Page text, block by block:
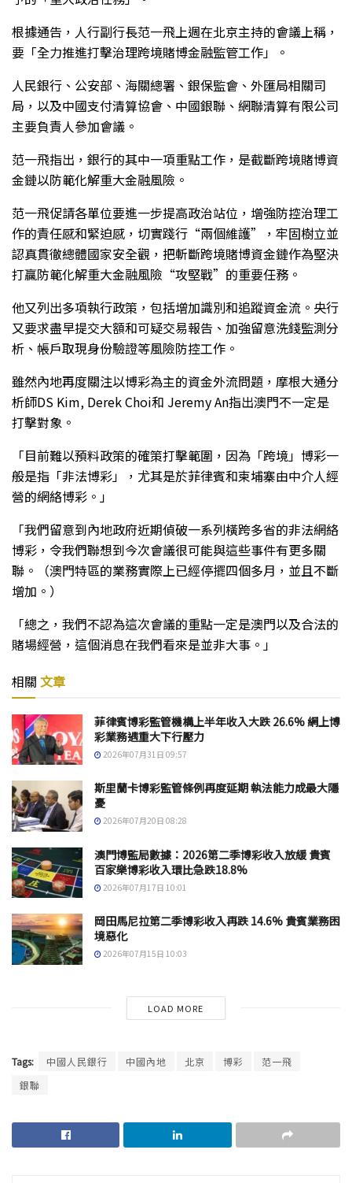
根據通告，人行副行長范一飛上週在北京主持的會議上稱，
要「全力推進打擊治理跨境賭博金融監管工作」。
人民銀行、公安部、海關總署、銀保監會、外匯局相關司
局，以及中國支付清算協會、中國銀聯、網聯清算有限公司
主要負責人參加會議。
范一飛指出，銀行的其中一項重點工作，是截斷跨境賭博資
金鏈以防範化解重大金融風險。
范一飛促請各單位要進一步提高政治站位，增強防控治理工
作的責任感和緊迫感，切實踐行“兩個維護”，牢固樹立並
認真貫徹總體國家安全觀，把斬斷跨境賭博資金鏈作為堅決
打贏防範化解重大金融風險“攻堅戰”的重要任務。
他又列出多項執行政策，包括增加識別和追蹤資金流。央行
又要求盡早提交大額和可疑交易報告、加強留意洗錢監測分
析、帳戶取現身份驗證等風險防控工作。
雖然內地再度關注以博彩為主的資金外流問題，摩根大通分
析師DS Kim, Derek Choi和 Jeremy An指出澳門不一定是
打擊對象。
「目前難以預料政策的確策打擊範圍，因為「跨境」博彩一
般是指「非法博彩」，尤其是於菲律賓和柬埔寨由中介人經
營的網絡博彩。」
「我們留意到內地政府近期偵破一系列橫跨多省的非法網絡
博彩，令我們聯想到今次會議很可能與這些事件有更多關
聯。（澳門特區的業務實際上已經停擺四個多月，並且不斷
增加。）
「總之，我們不認為這次會議的重點一定是澳門以及合法的
賭場經營，這個消息在我們看來是並非大事。」
相關 文章
菲律賓博彩監管機構上半年收入大跌 26.6% 網上博
彩業務遇重大下行壓力
2026年07月31日 09:57
斯里蘭卡博彩監管條例再度延期 執法能力成最大隱
憂
2026年07月20日 08:28
澳門博監局數據：2026第二季博彩收入放緩 貴賓
百家樂博彩收入環比急跌18.8%
2026年07月17日 10:01
岡田馬尼拉第二季博彩收入再跌 14.6% 貴賓業務困
境惡化
2026年07月15日 10:03
LOAD MORE
Tags: 中國人民銀行 中國內地 北京 博彩
范一飛
銀聯